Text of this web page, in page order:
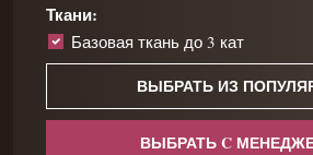
Ткани:
Базовая ткань до 3 кат
ВЫБРАТЬ ИЗ
ВЫБРАТЬ C